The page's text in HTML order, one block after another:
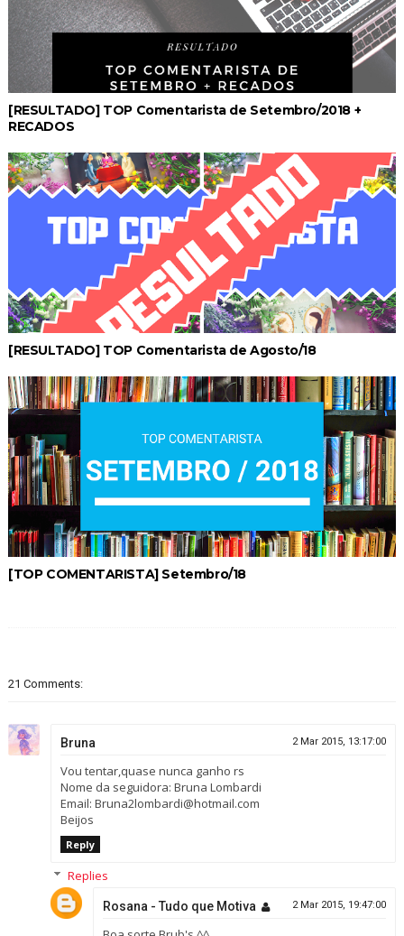
[RESULTADO] TOP Comentarista de Setembro/2018 +
RECADOS
[RESULTADO] TOP Comentarista de Agosto/18
[TOP COMENTARISTA] Setembro/18
21 Comments:
Bruna 2 Mar 2015, 13:17:00
Vou tentar,quase nunca ganho rs
Nome da seguidora: Bruna Lombardi
Email: Bruna2lombardi@hotmail.com
Beijos
Reply
Replies
Rosana - Tudo que Motiva 2 Mar 2015, 19:47:00